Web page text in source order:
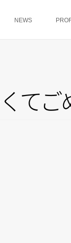
NEWS
く てご